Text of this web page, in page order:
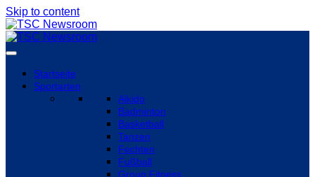
Skip to content
Startseite
Sportarten
Aikido
Badminton
Basketball
Tanzen
Fechten
Fußball
Group Fitness